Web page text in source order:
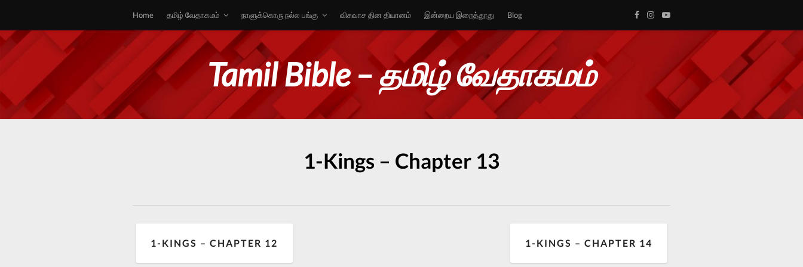
Home தமிழ் வேதாகமம் நாளுக்கொரு நல்ல பங்கு விசுவாச தின தியானம் இன்றைய இறைத்தூது Blog
Tamil Bible – தமிழ் வேதாகமம்
1-Kings – Chapter 13
1-KINGS – CHAPTER 12 1-KINGS – CHAPTER 14